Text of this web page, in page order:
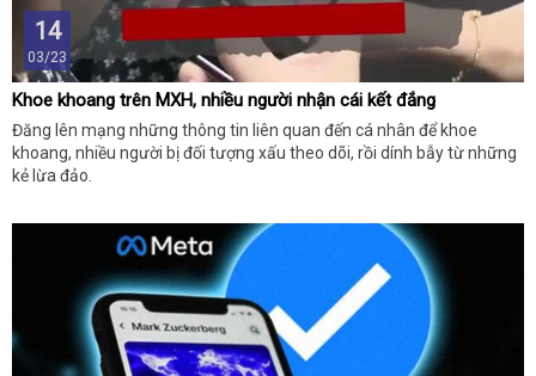
14
03/23
Khoe khoang trên MXH, nhiều người nhận cái kết đắng
Đăng lên mạng những thông tin liên quan đến cá nhân để khoe
khoang, nhiều người bị đối tượng xấu theo dõi, rồi dính bẫy từ những
kẻ lừa đảo.